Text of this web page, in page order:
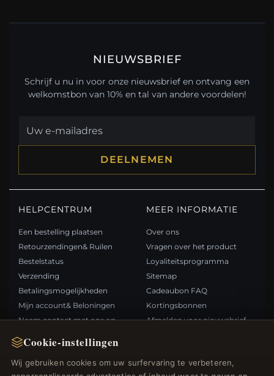
Cookie-instellingen
Wij gebruiken cookies om uw surfervaring te verbeteren,
NIEUWSBRIEF
Schrijf u nu in voor onze nieuwsbrief en ontvang een
welkomstbon van 10% en tal van andere voordelen!
DEELNEMEN
HELPCENTRUM
Een bestelling plaatsen
Retourzendingen& Ruilen
Bestelstatus
Verzending
Betalingsmogelijkheden
Mijn account& Beloningen
Neem contact met ons op
MEER INFORMATIE
Over ons
Vragen over het product
Loyaliteitsprogramma
Sitemap
Cadeaubon FAQ
Kortingsbonnen
Afmelden voor nieuwsbrief